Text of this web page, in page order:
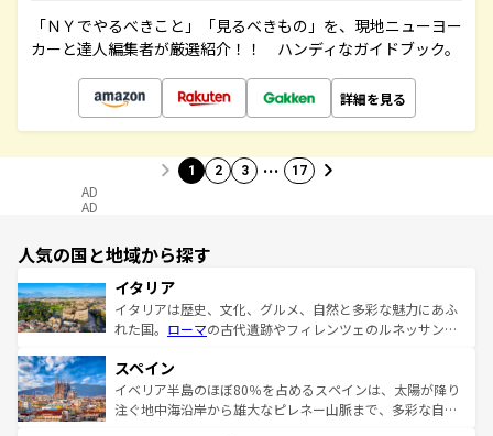
「ＮＹでやるべきこと」「見るべきもの」を、現地ニューヨー
カーと達人編集者が厳選紹介！！ ハンディなガイドブック。
詳細を見る
1 2 3 … 17
AD
AD
人気の国と地域から探す
イタリア
イタリアは歴史、文化、グルメ、自然と多彩な魅力にあふ
れた国。 ローマの古代遺跡やフィレンツェのルネッサンス
ろん、トスカーナの美しい田園風景やアマルフィ海岸の絶
景など、自然景観も見逃せない。観光の合間には、本場の
ピザやパスタなど、絶品のイタリア料理を堪能することも
スペイン
イベリア半島のほぼ80％を占めるスペインは、太陽が降り
注ぐ地中海沿岸から雄大なピレネー山脈まで、多彩な自然